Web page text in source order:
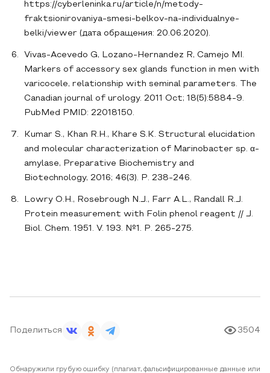
https://cyberleninka.ru/article/n/metody-
fraktsionirovaniya-smesi-belkov-na-individualnye-
belki/viewer (дата обращения: 20.06.2020).
Vivas-Acevedo G, Lozano-Hernandez R, Camejo MI.
Markers of accessory sex glands function in men with
varicocele, relationship with seminal parameters. The
Canadian journal of urology. 2011 Oct; 18(5):5884-9.
PubMed PMID: 22018150.
Kumar S., Khan R.H., Khare S.K. Structural elucidation
and molecular characterization of Marinobacter sp. α-
amylase, Preparative Biochemistry and
Biotechnology, 2016; 46(3). P. 238-246.
Lowry O.H., Rosebrough N.J., Farr A.L., Randall R.J.
Protein measurement with Folin phenol reagent // J.
Biol. Chem. 1951. V. 193. №1. P. 265-275.
Поделиться 3504
Обнаружили грубую ошибку (плагиат, фальсифицированные данные или